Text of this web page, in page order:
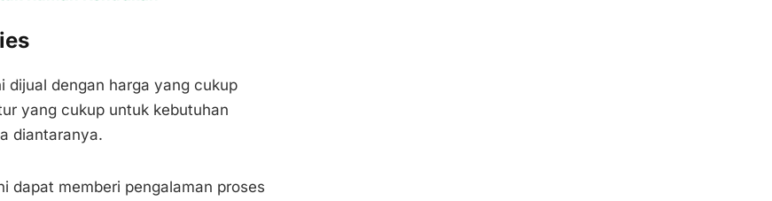
dijual dengan harga yang cukup
yang cukup untuk kebutuhan
diantaranya.
dapat memberi pengalaman proses